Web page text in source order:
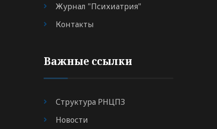
Журнал "Психиатрия"
Контакты
Важные ссылки
Структура РНЦПЗ
Новости